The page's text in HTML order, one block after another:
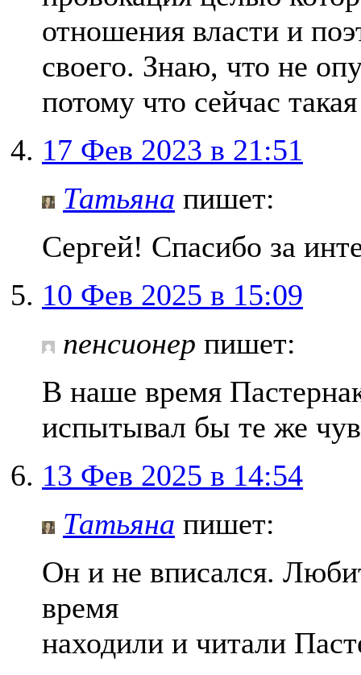
отношения власти и
своего. Знаю, что не
потому что сейчас
17 Фев 2023 в 21:51
Татьяна пишет:
Сергей! Спасибо за
10 Фев 2025 в 15:09
пенсионер пишет:
В наше время
испытывал бы те же
13 Фев 2025 в 14:54
Татьяна пишет:
Он и не вписался.
время
находили и читали